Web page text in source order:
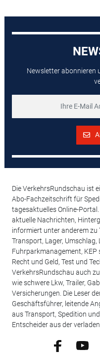
Newsletter abonnieren
Die VerkehrsRundschau ist
Abo-Fachzeitschrift für
tagesaktuelles Online-
aktuelle Nachrichten,
informiert unter anderem zu
Transport, Lager,
Fuhrparkmanagement, KEP
Recht und Geld, Test und
VerkehrsRundschau auch
wie schwere Lkw, Trailer,
Versicherungen. Die Leser
Geschäftsführer, leitende
aus Transport, Spedition
Entscheider aus der